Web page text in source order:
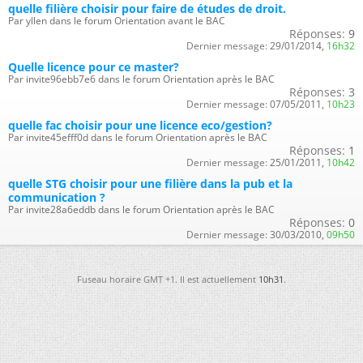
quelle filière choisir pour faire de études de droit.
Par yllen dans le forum Orientation avant le BAC
Réponses: 9
Dernier message: 29/01/2014, 16h32
Quelle licence pour ce master?
Par invite96ebb7e6 dans le forum Orientation après le BAC
Réponses: 3
Dernier message: 07/05/2011, 10h23
quelle fac choisir pour une licence eco/gestion?
Par invite45efff0d dans le forum Orientation après le BAC
Réponses: 1
Dernier message: 25/01/2011, 10h42
quelle STG choisir pour une filière dans la pub et la
communication ?
Par invite28a6eddb dans le forum Orientation après le BAC
Réponses: 0
Dernier message: 30/03/2010, 09h50
Fuseau horaire GMT +1. Il est actuellement10h31.